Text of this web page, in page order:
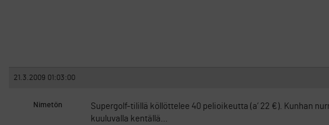
21.3.2009 01:03:00
Nimetön
Supergolf-tilillä köllöttelee 40 pelioikeutta (a’ 22 €). Kunhan
kuuluvalla kentällä…